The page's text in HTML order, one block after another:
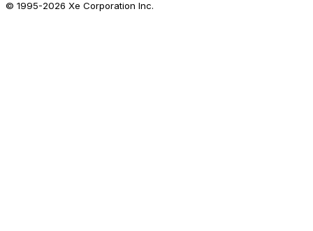
© 1995-2026 Xe Corporation Inc.